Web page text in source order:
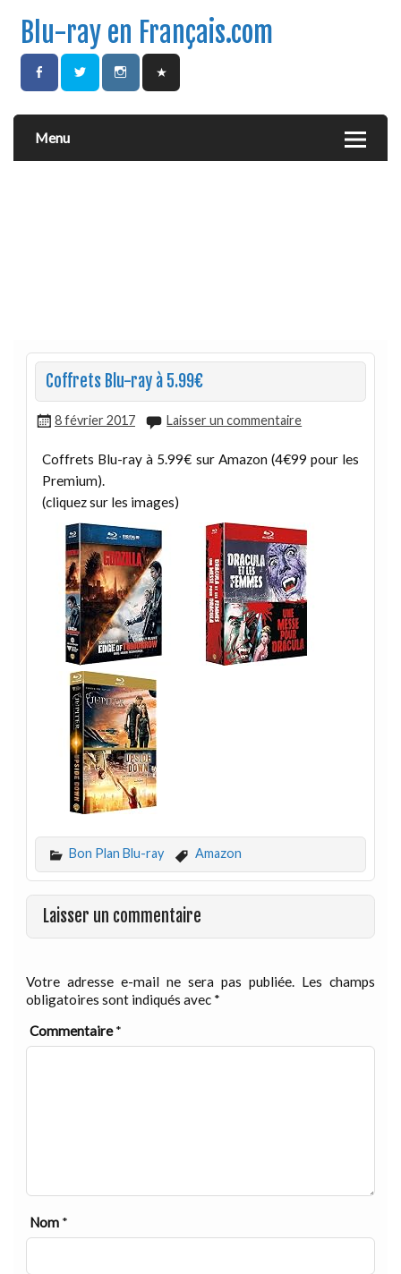
Blu-ray en Français.com
Menu
Coffrets Blu-ray à 5.99€
8 février 2017 Laisser un commentaire
Coffrets Blu-ray à 5.99€ sur Amazon (4€99 pour les
Premium).
(cliquez sur les images)
Bon Plan Blu-ray Amazon
Laisser un commentaire
Votre adresse e-mail ne sera pas publiée.
Les champs
obligatoires sont indiqués avec *
Commentaire*
Nom *